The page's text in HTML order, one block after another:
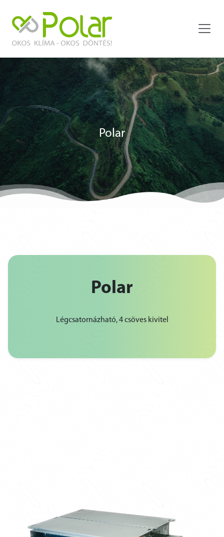
Polar
Polar
Légcsatornázható, 4 csöves kivitel